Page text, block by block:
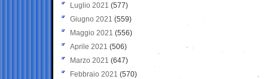
Luglio 2021 (577)
Giugno 2021(559)
Maggio 2021 (556)
Aprile 2021 (506)
Marzo 2021 (647)
Febbraio 2021 (570)